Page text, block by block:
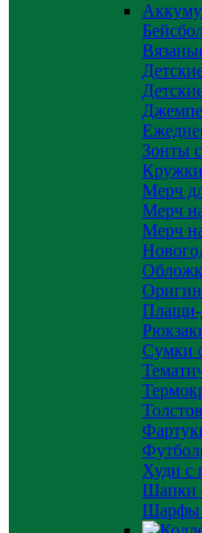
Зонты
Мерч
Мерч
Мерч
Плащи-
Сумки
Худи с
Шапки
Шарфы